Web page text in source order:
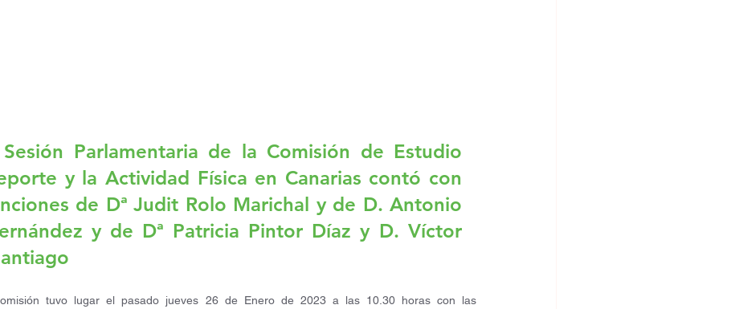
Parlamentaria de la Comisión de Estudio
y la Actividad Física en Canarias contó con
de Dª Judit Rolo Marichal y de D. Antonio
y de Dª Patricia Pintor Díaz y D. Víctor
tuvo lugar el pasado jueves 26 de Enero de 2023 a las 10.30 horas con las